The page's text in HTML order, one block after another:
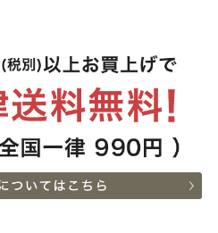
東京都
ト ８千円
兵庫県
[家庭用] A5等級神戸牛
特選ももしゃぶしゃぶ
200g〜１kg
大阪府
神戸牛目録 選べるセッ
ト ８千円